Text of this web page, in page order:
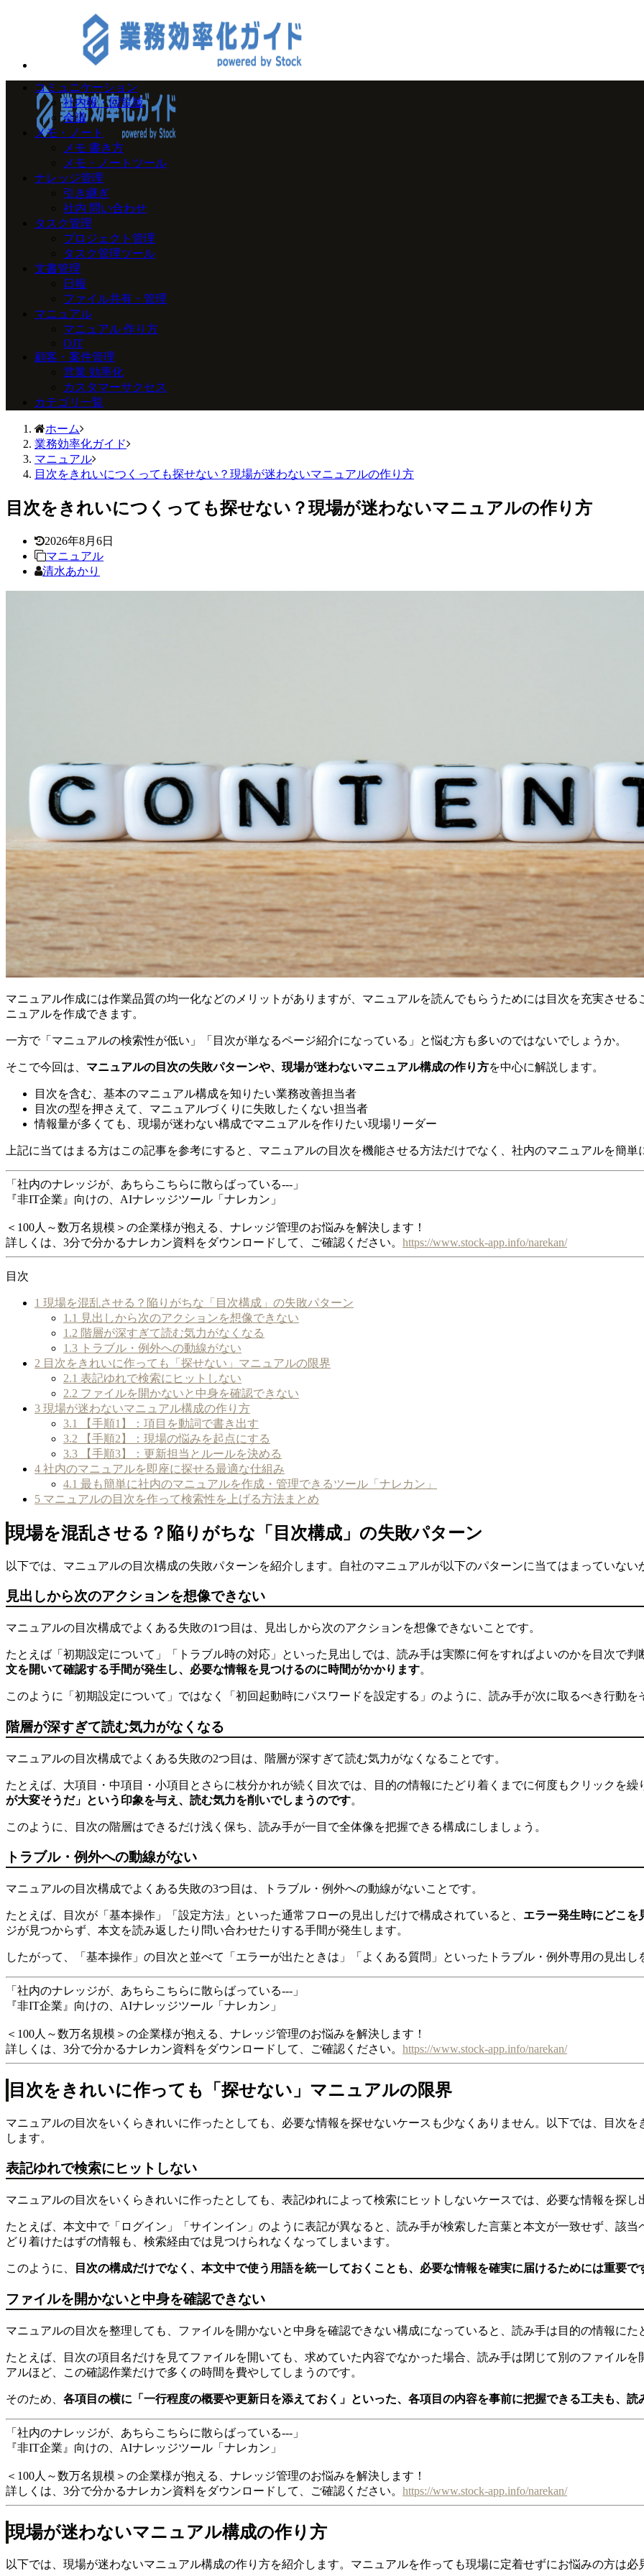
コミュニケーション
社内報・回覧版
会議
メモ・ノート
メモ 書き方
メモ・ノートツール
ナレッジ管理
引き継ぎ
社内 問い合わせ
タスク管理
プロジェクト管理
タスク管理ツール
文書管理
日報
ファイル共有・管理
マニュアル
マニュアル 作り方
OJT
顧客・案件管理
営業 効率化
カスタマーサクセス
カテゴリ一覧
ホーム
業務効率化ガイド
マニュアル
目次をきれいにつくっても探せない？現場が迷わないマニュアルの作り方
目次をきれいにつくっても探せない？現場が迷わないマニュアルの作り方
2026年8月6日
マニュアル
清水あかり
マニュアル作成には作業品質の均一化などのメリットがありますが、マニュアルを読んでもらうためには目次を充実させ
ニュアルを作成できます。
一方で「マニュアルの検索性が低い」「目次が単なるページ紹介になっている」と悩む方も多いのではないでしょうか。
そこで今回は、 マニュアルの目次の失敗パターンや、現場が迷わないマニュアル構成の作り方を中心に解説します。
目次を含む、基本のマニュアル構成を知りたい業務改善担当者
目次の型を押さえて、マニュアルづくりに失敗したくない担当者
情報量が多くても、現場が迷わない構成でマニュアルを作りたい現場リーダー
上記に当てはまる方はこの記事を参考にすると、マニュアルの目次を機能させる方法だけでなく、社内のマニュアルを簡単
「社内のナレッジが、あちらこちらに散らばっている---」
『非IT企業』向けの、AIナレッジツール「ナレカン」
＜100人～数万名規模＞の企業様が抱える、ナレッジ管理のお悩みを解決します！
詳しくは、3分で分かるナレカン資料をダウンロードして、ご確認ください。 https://www.stock-app.info/narekan/
目次
1 現場を混乱させる？陥りがちな「目次構成」の失敗パターン
1.1 見出しから次のアクションを想像できない
1.2 階層が深すぎて読む気力がなくなる
1.3 トラブル・例外への動線がない
2 目次をきれいに作っても「探せない」マニュアルの限界
2.1 表記ゆれで検索にヒットしない
2.2 ファイルを開かないと中身を確認できない
3 現場が迷わないマニュアル構成の作り方
3.1
【手順1】：項目を動詞で書き出す
3.2 【手順2】：現場の悩みを起点にする
3.3 【手順3】：更新担当とルールを決める
4 社内のマニュアルを即座に探せる最適な仕組み
4.1 最も簡単に社内のマニュアルを作成・管理できるツール「ナレカン」
5 マニュアルの目次を作って検索性を上げる方法まとめ
現場を混乱させる？陥りがちな「目次構成」の失敗パターン
以下では、マニュアルの目次構成の失敗パターンを紹介します。自社のマニュアルが以下のパターンに当てはまっていない
見出しから次のアクションを想像できない
マニュアルの目次構成でよくある失敗の1つ目は、見出しから次のアクションを想像できないことです。
たとえば「初期設定について」「トラブル時の対応」といった見出しでは、読み手は実際に何をすればよいのかを目次で判
文を開いて確認する手間が発生し、必要な情報を見つけるのに時間がかかります。
このように「初期設定について」ではなく「初回起動時にパスワードを設定する」のように、読み手が次に取るべき行動を
階層が深すぎて読む気力がなくなる
マニュアルの目次構成でよくある失敗の2つ目は、階層が深すぎて読む気力がなくなることです。
たとえば、大項目・中項目・小項目とさらに枝分かれが続く目次では、目的の情報にたどり着くまでに何度もクリックを繰
が大変そうだ」という印象を与え、読む気力を削いでしまうのです。
このように、目次の階層はできるだけ浅く保ち、読み手が一目で全体像を把握できる構成にしましょう。
トラブル・例外への動線がない
マニュアルの目次構成でよくある失敗の3つ目は、トラブル・例外への動線がないことです。
たとえば、目次が「基本操作」「設定方法」といった通常フローの見出しだけで構成されていると、 エラー発生時にどこを
ジが見つからず、本文を読み返したり問い合わせたりする手間が発生します。
したがって、「基本操作」の目次と並べて「エラーが出たときは」「よくある質問」といったトラブル・例外専用の見出し
「社内のナレッジが、あちらこちらに散らばっている---」
『非IT企業』向けの、AIナレッジツール「ナレカン」
＜100人～数万名規模＞の企業様が抱える、ナレッジ管理のお悩みを解決します！
詳しくは、3分で分かるナレカン資料をダウンロードして、ご確認ください。 https://www.stock-app.info/narekan/
目次をきれいに作っても「探せない」マニュアルの限界
マニュアルの目次をいくらきれいに作ったとしても、必要な情報を探せないケースも少なくありません。以下では、目次
します。
表記ゆれで検索にヒットしない
マニュアルの目次をいくらきれいに作ったとしても、表記ゆれによって検索にヒットしないケースでは、必要な情報を探し
たとえば、本文中で「ログイン」「サインイン」のように表記が異なると、読み手が検索した言葉と本文が一致せず、該
どり着けたはずの情報も、検索経由では見つけられなくなってしまいます。
このように、 目次の構成だけでなく、本文中で使う用語を統一しておくことも、必要な情報を確実に届けるためには重要で
ファイルを開かないと中身を確認できない
マニュアルの目次を整理しても、ファイルを開かないと中身を確認できない構成になっていると、読み手は目的の情報にた
たとえば、目次の項目名だけを見てファイルを開いても、求めていた内容でなかった場合、読み手は閉じて別のファイル
アルほど、この確認作業だけで多くの時間を費やしてしまうのです。
そのため、 各項目の横に「一行程度の概要や更新日を添えておく」といった、各項目の内容を事前に把握できる工夫も、
「社内のナレッジが、あちらこちらに散らばっている---」
『非IT企業』向けの、AIナレッジツール「ナレカン」
＜100人～数万名規模＞の企業様が抱える、ナレッジ管理のお悩みを解決します！
詳しくは、3分で分かるナレカン資料をダウンロードして、ご確認ください。 https://www.stock-app.info/narekan/
現場が迷わないマニュアル構成の作り方
以下では、現場が迷わないマニュアル構成の作り方を紹介します。マニュアルを作っても現場に定着せずにお悩みの方は必